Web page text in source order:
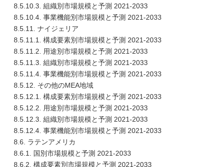
8.5.10.3. 組織別市場規模と予測 2021-2033
8.5.10.4. 事業機能別市場規模と予測 2021-2033
8.5.11. ナイジェリア
8.5.11.1. 構成要素別市場規模と予測 2021-2033
8.5.11.2. 用途別市場規模と予測 2021-2033
8.5.11.3. 組織別市場規模と予測 2021-2033
8.5.11.4. 事業機能別市場規模と予測 2021-2033
8.5.12. その他のMEA地域
8.5.12.1. 構成要素別市場規模と予測 2021-2033
8.5.12.2. 用途別市場規模と予測 2021-2033
8.5.12.3. 組織別市場規模と予測 2021-2033
8.5.12.4. 事業機能別市場規模と予測 2021-2033
8.6. ラテンアメリカ
8.6.1. 国別市場規模と予測 2021-2033
8.6.2. 構成要素別市場規模と予測 2021-2033